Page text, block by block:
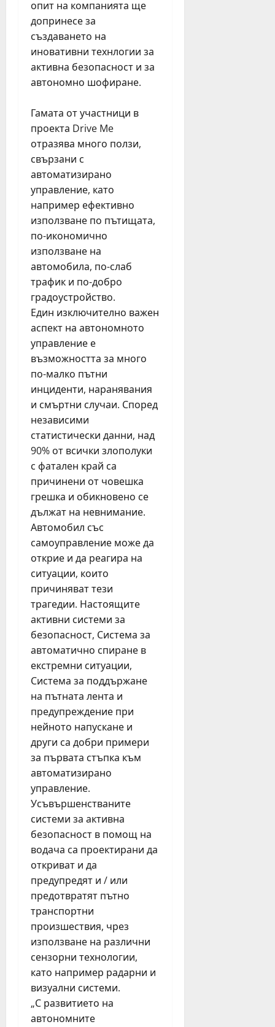
опит на компанията ще
допринесе за
създаването на
иновативни технлогии за
активна безопасност и за
автономно шофиране.
Гамата от участници в
проекта Drive Me
отразява много ползи,
свързани с
автоматизирано
управление, като
например ефективно
използване по пътищата,
по-икономично
използване на
автомобила, по-слаб
трафик и по-добро
градоустройство.
Един изключително важен
аспект на автономното
управление е
възможността за много
по-малко пътни
инциденти, наранявания
и смъртни случаи. Според
независими
статистически данни, над
90% от всички злополуки
с фатален край са
причинени от човешка
грешка и обикновено се
дължат на невнимание.
Автомобил със
самоуправление може да
открие и да реагира на
ситуации, които
причиняват тези
трагедии. Настоящите
активни системи за
безопасност, Система за
автоматично спиране в
екстремни ситуации,
Система за поддържане
на пътната лента и
предупреждение при
нейното напускане и
други са добри примери
за първата стъпка към
автоматизирано
управление.
Усъвършенстваните
системи за активна
безопасност в помощ на
водача са проектирани да
откриват и да
предупредят и / или
предотвратят пътно
транспортни
произшествия, чрез
използване на различни
сензорни технологии,
като например радарни и
визуални системи.
„С развитието на
автономните